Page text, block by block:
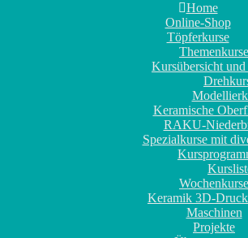
Home
Online-Shop
Töpferkurse
Themenkurse
Kursübersicht
Keramische
RAKU-
Spezialkurse mit
Wochenkurse
Keramik 3D-Druck
Maschinen
Projekte